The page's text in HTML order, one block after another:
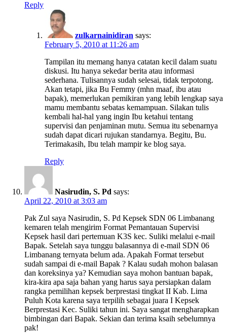
Reply
zulkarnainidiran says:
February 5, 2010 at 11:26 am
Tampilan itu memang hanya catatan kecil dalam suatu
diskusi. Itu hanya sekedar berita atau informasi
sederhana. Tulisannya sudah selesai, tidak terpotong.
Akan tetapi, jika Bu Femmy (mhn maaf, ibu atau
bapak), memerlukan pemikiran yang lebih lengkap saya
mamu membantu sebatas kemampuan. Silakan tulis
kembali hal-hal yang ingin Ibu ketahui tentang
supervisi dan penjaminan mutu. Semua itu sebenarnya
sudah dapat dicari rujukan standarnya. Begitu, Bu.
Terimakasih, Ibu telah mampir ke blog saya.
Reply
Nasirudin, S. Pd says:
April 22, 2010 at 3:03 am
Pak Zul saya Nasirudin, S. Pd Kepsek SDN 06 Limbanang
kemaren telah mengirim Format Pemantauan Supervisi
Kepsek hasil dari pertemuan K3S kec. Suliki melalui e-mail
Bapak. Setelah saya tunggu balasannya di e-mail SDN 06
Limbanang ternyata belum ada. Apakah Format tersebut
sudah sampai di e-mail Bapak ? Kalau sudah mohon balasan
dan koreksinya ya? Kemudian saya mohon bantuan bapak,
kira-kira apa saja bahan yang harus saya persiapkan dalam
rangka pemilihan kepsek berprestasi tingkat II Kab. Lima
Puluh Kota karena saya terpilih sebagai juara I Kepsek
Berprestasi Kec. Suliki tahun ini. Saya sangat mengharapkan
bimbingan dari Bapak. Sekian dan terima ksaih sebelumnya
pak!